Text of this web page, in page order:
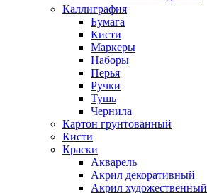
Каллиграфия
Бумага
Кисти
Маркеры
Наборы
Перья
Ручки
Тушь
Чернила
Картон грунтованный
Кисти
Краски
Акварель
Акрил декоративный
Акрил художественный